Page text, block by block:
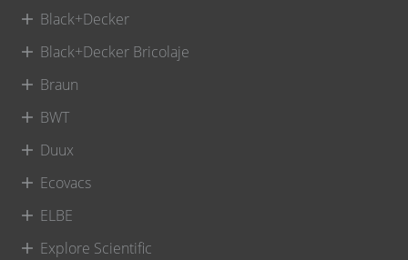
Black+Decker
Black+Decker Bricolaje
Braun
BWT
Duux
Ecovacs
ELBE
Explore Scientific